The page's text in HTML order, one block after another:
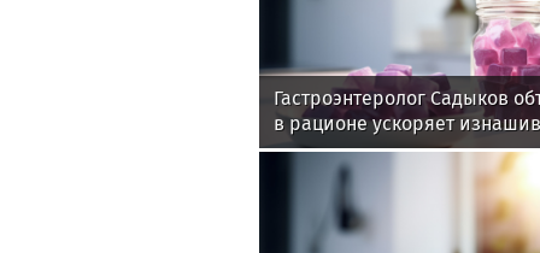
Гастроэнтеролог Садыков
в рационе ускоряет